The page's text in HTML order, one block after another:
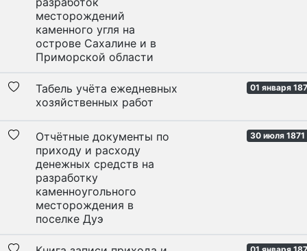
месторождений
каменного угля на
острове Сахалине и в
Приморской области
Табель учёта ежедневных
хозяйственных работ
01 января
Отчётные документы по
приходу и расходу
денежных средств на
разработку
каменноугольного
месторождения в
поселке Дуэ
30 июля